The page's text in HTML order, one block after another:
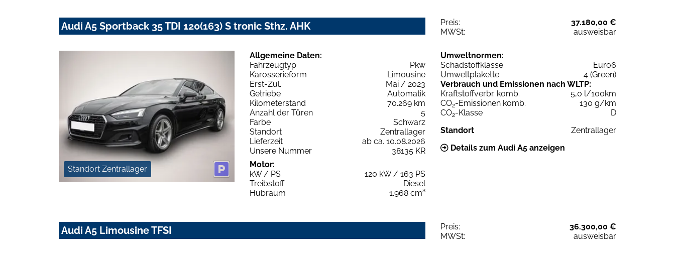
Audi A5 Sportback 35 TDI 120(163) S tronic Sthz. AHK Preis:
37.180,00 €
MWSt:
ausweisbar
Standort Zentrallager
Allgemeine Daten:
Fahrzeugtyp
Pkw
Karosserieform
Limousine
Erst-Zul.
Mai / 2023
Getriebe
Automatik
Kilometerstand
70.269 km
Anzahl der Türen
5
Farbe
Schwarz
Standort
Zentrallager
Lieferzeit
ab ca. 10.08.2026
Unsere Nummer
38135 KR
Motor:
kW / PS
120 kW / 163 PS
Treibstoff
Diesel
Hubraum
1.968 cm³
Umweltnormen:
Schadstoffklasse
Euro6
Umweltplakette
4 (Green)
Verbrauch und Emissionen nach WLTP:
Kraftstoffverbr. komb.
5,0 l/100km
CO2-Emissionen komb.
130 g/km
CO2-Klasse
D
Standort
Zentrallager
Details zum Audi A5 anzeigen
Audi A5 Limousine TFSI Preis:
36.300,00 €
MWSt:
ausweisbar